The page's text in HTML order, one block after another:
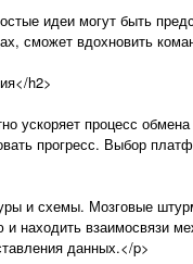
идеи могут быть
сможет вдохновить
h2>
ускоряет процесс
прогресс. Выбор
и схемы. Мозговые
находить взаимосвязи
данных.</p>